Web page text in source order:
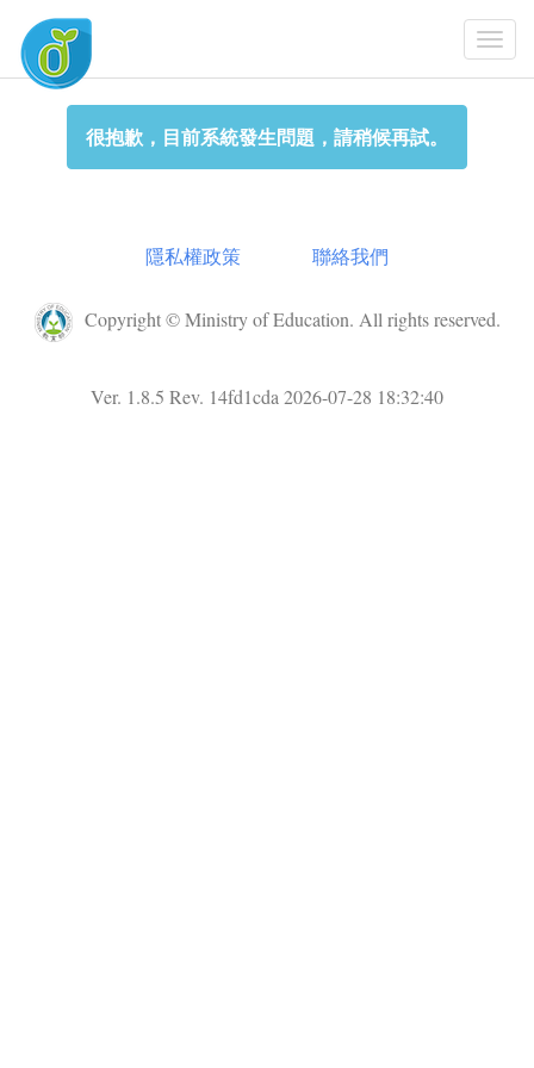
很抱歉，目前系統發生問題，請稍候再試。
隱私權政策 聯絡我們
Copyright © Ministry of Education. All rights reserved.
Ver. 1.8.5 Rev. 14fd1cda 2026-07-28 18:32:40